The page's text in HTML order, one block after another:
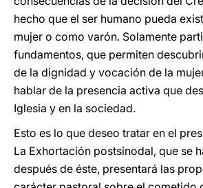
hecho que el ser humano pueda
mujer o como varón. Solamente
fundamentos, que permiten
de la dignidad y vocación de la
hablar de la presencia activa que
Iglesia y en la sociedad.
Esto es lo que deseo tratar en el
La Exhortación postsinodal, que se
después de éste, presentará las